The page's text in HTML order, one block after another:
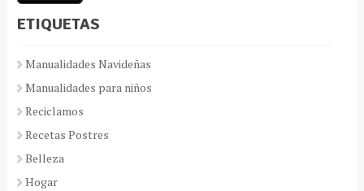
ETIQUETAS
Manualidades Navideñas
Manualidades para niños
Reciclamos
Recetas Postres
Belleza
Hogar